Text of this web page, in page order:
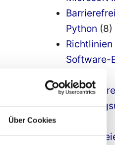
Über Cookies
Python (8)
Software-
2a
(9)
3